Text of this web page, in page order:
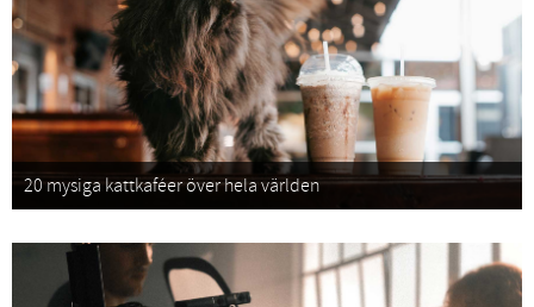
20 mysiga kattkaféer över hela världen